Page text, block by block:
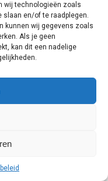
wij technologieën zoals
slaan en/of te raadplegen.
kunnen wij gegevens zoals
Als je geen
kan dit een nadelige
kust van Dubai. Dit
waterpark,
Het hotel is
Atlantis.